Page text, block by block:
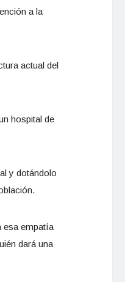
a la
actual del
hospital de
y dotándolo
esa empatía
dará una